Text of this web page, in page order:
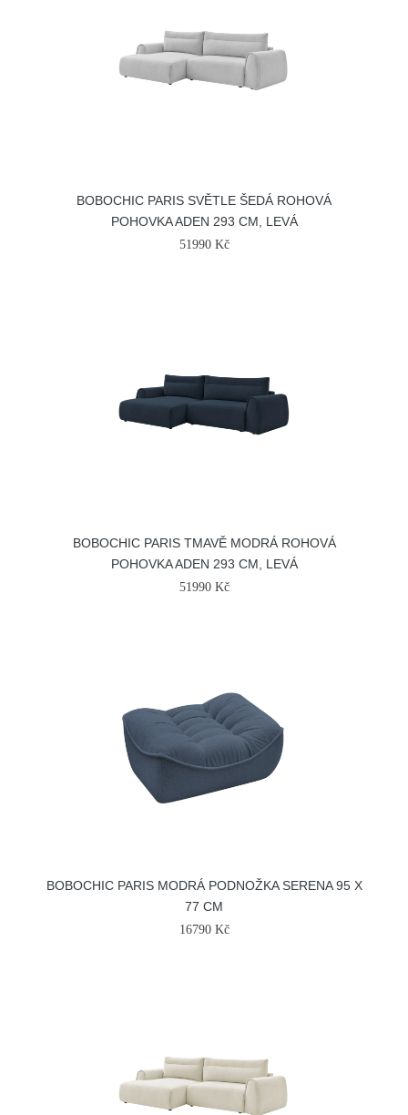
BOBOCHIC PARIS SVĚTLE ŠEDÁ ROHOVÁ
POHOVKA ADEN 293 CM, LEVÁ
51990 Kč
BOBOCHIC PARIS TMAVĚ MODRÁ ROHOVÁ
POHOVKA ADEN 293 CM, LEVÁ
51990 Kč
BOBOCHIC PARIS MODRÁ PODNOŽKA SERENA 95 X
77 CM
16790 Kč